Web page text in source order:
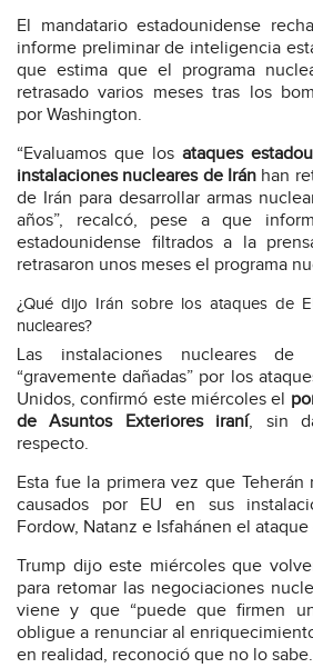
El mandatario estadounidense
informe preliminar de inteligencia
que estima que el programa
retrasado varios meses tras los
por Washington.
“Evaluamos que losataques
instalaciones nucleares de Irán han
de Irán para desarrollar armas
años”, recalcó, pese a que
estadounidense filtrados a la
retrasaron unos meses el programa
¿Qué dijo Irán sobre los ataques de
nucleares?
Las instalaciones nucleares de
“gravemente dañadas” por los
Unidos, confirmó este miércoles el
de Asuntos Exteriores iraní, sin
respecto.
Esta fue la primera vez que Teherán
causados por EU en sus
Fordow, Natanz e Isfahánen el
Trump dijo este miércoles que
para retomar las negociaciones
viene y que “puede que firmen
obligue a renunciar al
en realidad, reconoció que no lo sabe.